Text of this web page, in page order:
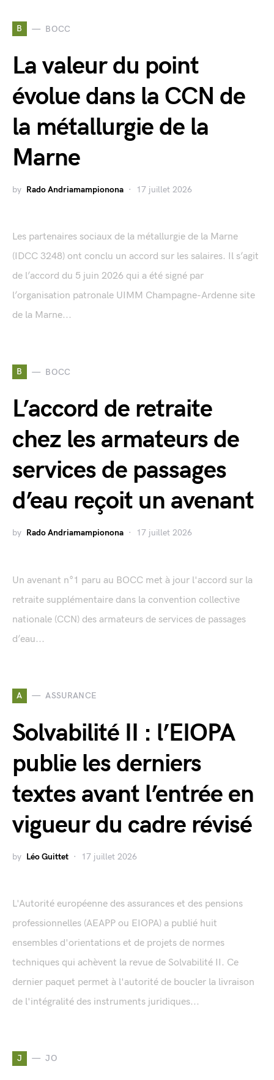
B BOCC
La valeur du point
évolue dans la CCN de
la métallurgie de la
Marne
by Rado Andriamampionona 17 juillet 2026
Les partenaires sociaux de la métallurgie de la Marne
(IDCC 3248) ont conclu un accord sur les salaires. Il s’agit
de l’accord du 5 juin 2026 qui a été signé par
l’organisation patronale UIMM Champagne-Ardenne site
de la Marne...
B BOCC
L’accord de retraite
chez les armateurs de
services de passages
d’eau reçoit un avenant
by Rado Andriamampionona 17 juillet 2026
Un avenant n°1 paru au BOCC met à jour l'accord sur la
retraite supplémentaire dans la convention collective
nationale (CCN) des armateurs de services de passages
d’eau...
A ASSURANCE
Solvabilité II : l’EIOPA
publie les derniers
textes avant l’entrée en
vigueur du cadre révisé
by Léo Guittet 17 juillet 2026
L'Autorité européenne des assurances et des pensions
professionnelles (AEAPP ou EIOPA) a publié huit
ensembles d'orientations et de projets de normes
techniques qui achèvent la revue de Solvabilité II. Ce
dernier paquet permet à l'autorité de boucler la livraison
de l'intégralité des instruments juridiques...
J JO